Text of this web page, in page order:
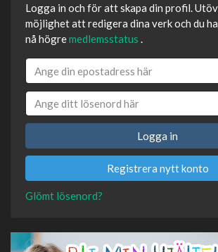
Logga in och för att skapa din profil.
möjlighet att redigera dina verk och du
nå högremedlemsstatus .
Logga in
Registrera nytt konto
Glömt lösenord?